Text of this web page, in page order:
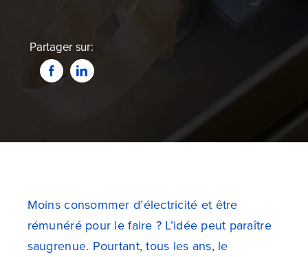
Partager sur:
Moins consommer d’électricité et être
rémunéré pour le faire ? L’idée peut paraître
saugrenue. Pourtant, tous les ans, le